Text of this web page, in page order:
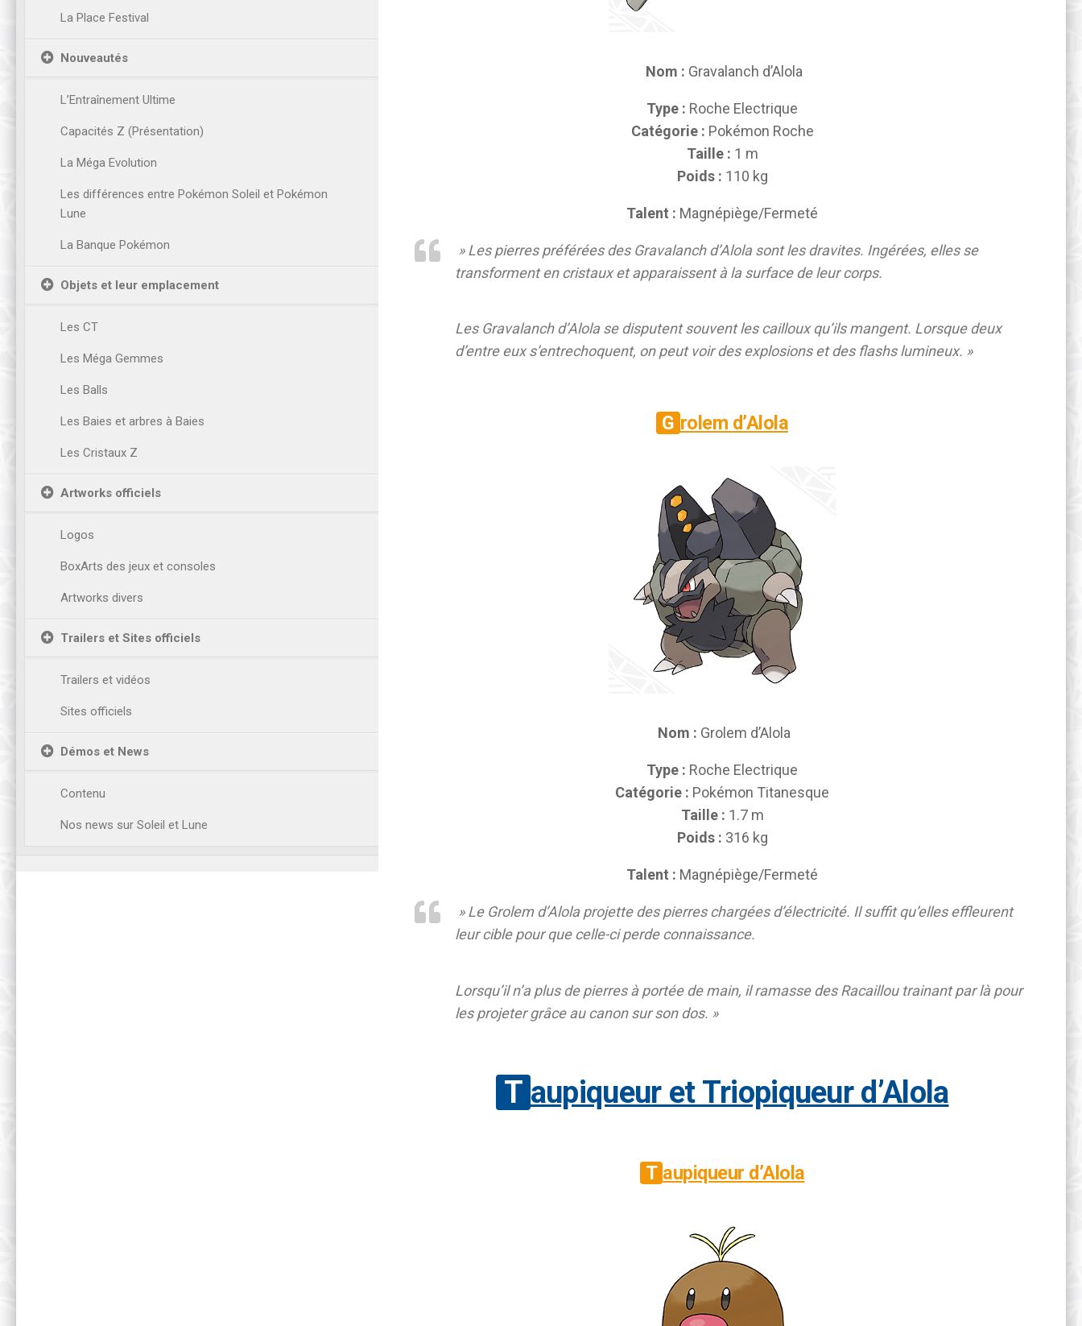
Nom : Gravalanch d’Alola
Type : Roche Electrique
Catégorie : Pokémon Roche
Taille : 1 m
Poids : 110 kg
Talent : Magnépiège/Fermeté
» Les pierres préférées des Gravalanch d’Alola sont les dravites. Ingérées, elles se
transforment en cristaux et apparaissent à la surface de leur corps.
Les Gravalanch d’Alola se disputent souvent les cailloux qu’ils mangent. Lorsque deux
d’entre eux s’entrechoquent, on peut voir des explosions et des flashs lumineux. »
Grolem d’Alola
Nom : Grolem d’Alola
Type : Roche Electrique
Catégorie : Pokémon Titanesque
Taille : 1.7 m
Poids : 316 kg
Talent : Magnépiège/Fermeté
» Le Grolem d’Alola projette des pierres chargées d’électricité. Il suffit qu’elles effleurent
leur cible pour que celle-ci perde connaissance.
Lorsqu’il n’a plus de pierres à portée de main, il ramasse des Racaillou trainant par là pour
les projeter grâce au canon sur son dos. »
Taupiqueur et Triopiqueur d’Alola
Taupiqueur d’Alola
La Place Festival
Nouveautés
L’Entraînement Ultime
Capacités Z (Présentation)
La Méga Evolution
Les différences entre Pokémon Soleil et Pokémon
Lune
La Banque Pokémon
Objets et leur emplacement
Les CT
Les Méga Gemmes
Les Balls
Les Baies et arbres à Baies
Les Cristaux Z
Artworks officiels
Logos
BoxArts des jeux et consoles
Artworks divers
Trailers et Sites officiels
Trailers et vidéos
Sites officiels
Démos et News
Contenu
Nos news sur Soleil et Lune